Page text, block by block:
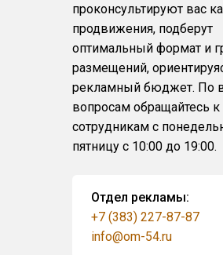
проконсультируют вас
продвижения, подберут
оптимальный формат и
размещений,
рекламный бюджет. По
вопросам обращайтесь
сотрудникам с
пятницу с 10:00 до 19:00.
Отдел рекламы:
+7 (383) 227-87-87
info@om-54.ru